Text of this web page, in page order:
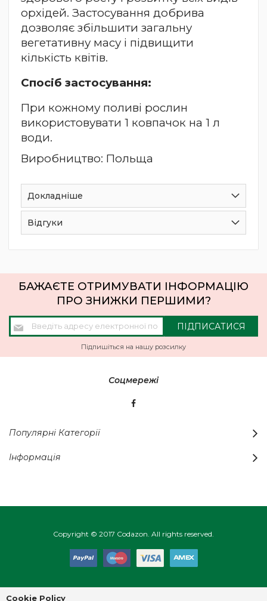
орхідей. Застосування добрива
дозволяє збільшити загальну
вегетативну масу і підвищити
кількість квітів.
Спосіб застосування:
При кожному поливі рослин
використовувати 1 ковпачок на 1 л
води.
Виробництво: Польща
Докладніше
Відгуки
БАЖАЄТЕ ОТРИМУВАТИ ІНФОРМАЦІЮ
ПРО ЗНИЖКИ ПЕРШИМИ?
Підпишіться
на
розсилку
ПІДПИСАТИСЯ
Підпишіться на нашу розсилку
Соцмережі
Популярні Категорії
Інформація
Copyright © 2017 Codazon. All rights reserved.
Cookie Policy